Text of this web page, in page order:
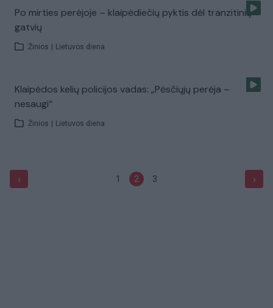
Po mirties perėjoje – klaipėdiečių pyktis dėl tranzitinių
gatvių
Žinios Lietuvos diena
Klaipėdos kelių policijos vadas: „Pėsčiųjų perėja –
nesaugi“
Žinios Lietuvos diena
‹ 1 2 3 ›